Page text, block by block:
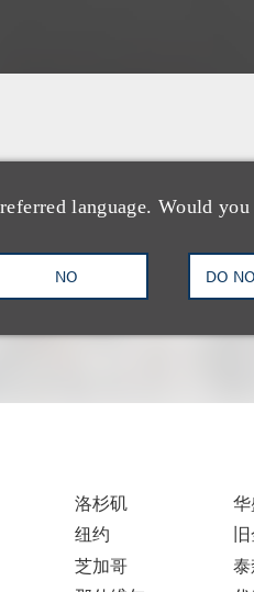
language. Would
NO DO
洛杉矶
纽约
芝加哥